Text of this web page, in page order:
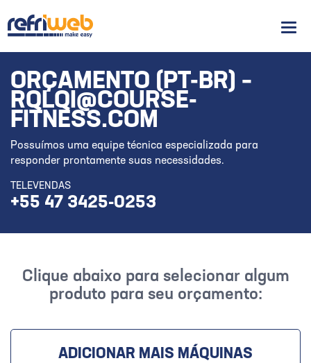
ORÇAMENTO (PT-BR) –
RQLQI@COURSE-
FITNESS.COM
Possuímos uma equipe técnica especializada para
responder prontamente suas necessidades.
TELEVENDAS
+55 47 3425-0253
Clique abaixo para selecionar algum
produto para seu orçamento:
ADICIONAR MAIS MÁQUINAS